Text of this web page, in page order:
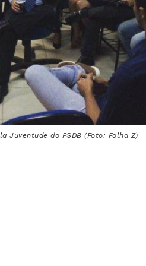
Juventude do PSDB (Foto: Folha Z)